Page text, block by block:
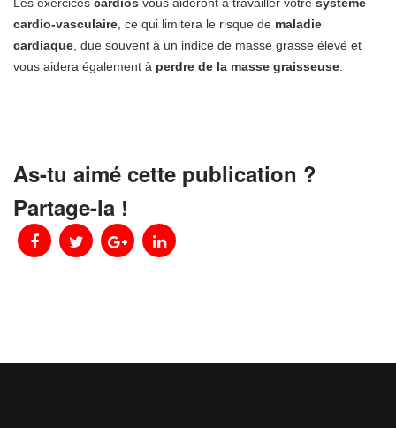
cardio-vasculaire , ce qui limitera le risque de maladie
cardiaque , due souvent à un indice de masse grasse élevé et
vous aidera également à perdre de la masse graisseuse
As-tu aimé cette publication ?
Partage-la !